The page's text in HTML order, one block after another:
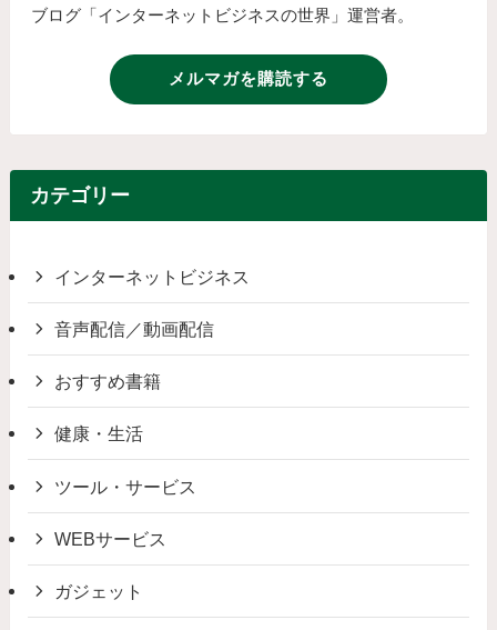
ブログ「インターネットビジネスの世界」運営者。
メルマガを購読する
カテゴリー
インターネットビジネス
音声配信／動画配信
おすすめ書籍
健康・生活
ツール・サービス
WEBサービス
ガジェット